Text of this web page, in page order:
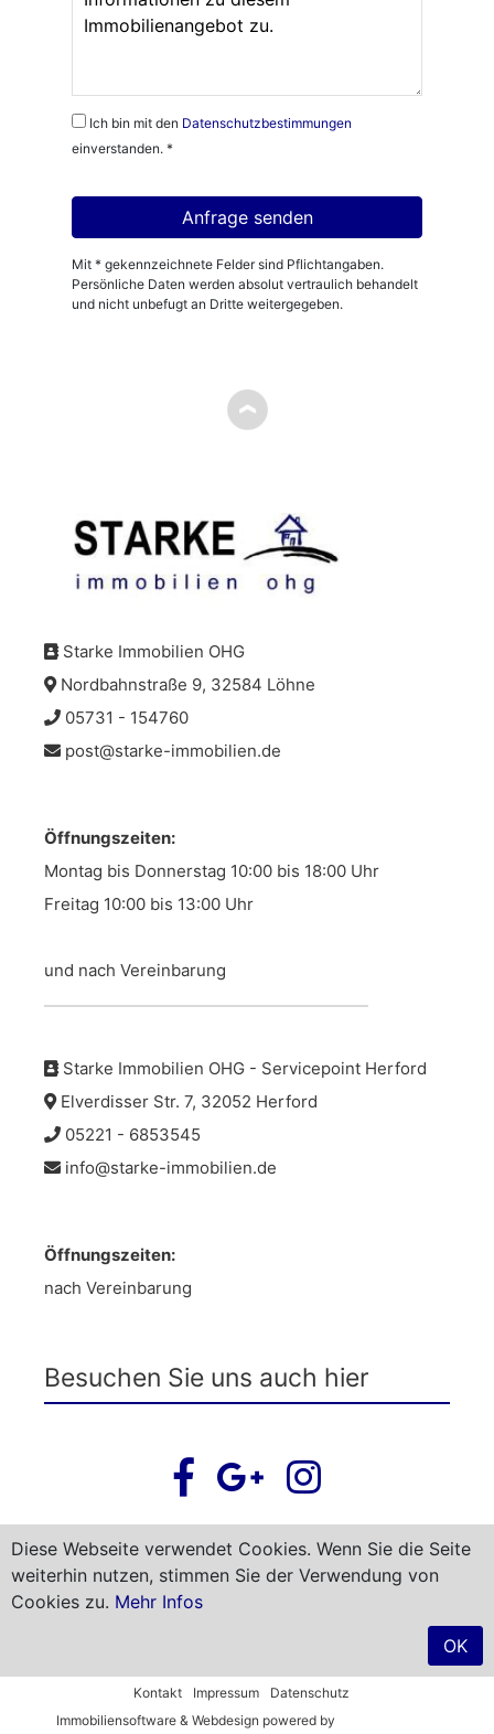
Diese Webseite verwendet Cookies. Wenn Sie die Seite
weiterhin nutzen, stimmen Sie der Verwendung von
Cookies zu. Mehr Infos
OK
Ich bin mit den Datenschutzbestimmungen
einverstanden. *
Mit * gekennzeichnete Felder sind Pflichtangaben.
Persönliche Daten werden absolut vertraulich behandelt
und nicht unbefugt an Dritte weitergegeben.
Starke Immobilien OHG
Nordbahnstraße 9, 32584 Löhne
05731 - 154760
post@starke-immobilien.de
Öffnungszeiten:
Montag bis Donnerstag 10:00 bis 18:00 Uhr
Freitag 10:00 bis 13:00 Uhr
und nach Vereinbarung
Starke Immobilien OHG - Servicepoint Herford
Elverdisser Str. 7, 32052 Herford
05221 - 6853545
info@starke-immobilien.de
Öffnungszeiten:
nach Vereinbarung
Besuchen Sie uns auch hier
Newsletter abonnieren
Kontakt
Impressum
Datenschutz
Immobiliensoftware & Webdesign powered by